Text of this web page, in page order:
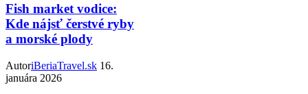
Fish market vodice:
Kde nájsť čerstvé ryby
a morské plody
AutoriBeriaTravel.sk 16.
januára 2026